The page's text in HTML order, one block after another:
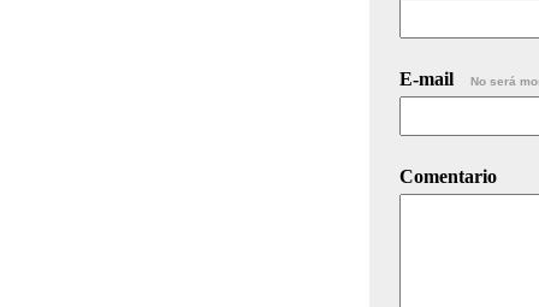
E-mail No será
Comentario